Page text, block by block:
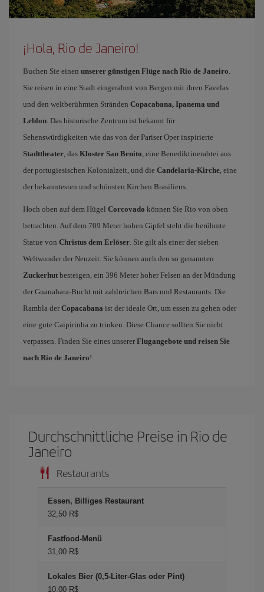
¡Hola, Rio de Janeiro!
Buchen Sie einen unserer günstigen Flüge nach Rio de Janeiro.
Sie reisen in eine Stadt eingerahmt von Bergen mit ihren Favelas
und den weltberühmten Stränden Copacabana, Ipanema und
Leblon. Das historische Zentrum ist bekannt für
Sehenswürdigkeiten wie das von der Pariser Oper inspirierte
Stadttheater, das Kloster San Benito, eine Benediktinerabtei aus
der portugiesischen Kolonialzeit, und die Candelaria-Kirche, eine
der bekanntesten und schönsten Kirchen Brasiliens.
Hoch oben auf dem Hügel Corcovado können Sie Rio von oben
betrachten. Auf dem 709 Meter hohen Gipfel steht die berühmte
Statue von Christus dem Erlöser. Sie gilt als einer der sieben
Weltwunder der Neuzeit. Sie können auch den so genannten
Zuckerhut besteigen, ein 396 Meter hoher Felsen an der Mündung
der Guanabara-Bucht mit zahlreichen Bars und Restaurants. Die
Rambla der Copacabana ist der ideale Ort, um essen zu gehen oder
eine gute Caipirinha zu trinken. Diese Chance sollten Sie nicht
verpassen. Finden Sie eines unserer Flugangebote und reisen Sie
nach Rio de Janeiro!
Durchschnittliche Preise in Rio de
Janeiro
Restaurants
Essen, Billiges Restaurant
32,50 R$
Fastfood-Menü
31,00 R$
Lokales Bier (0,5-Liter-Glas oder Pint)
10,00 R$